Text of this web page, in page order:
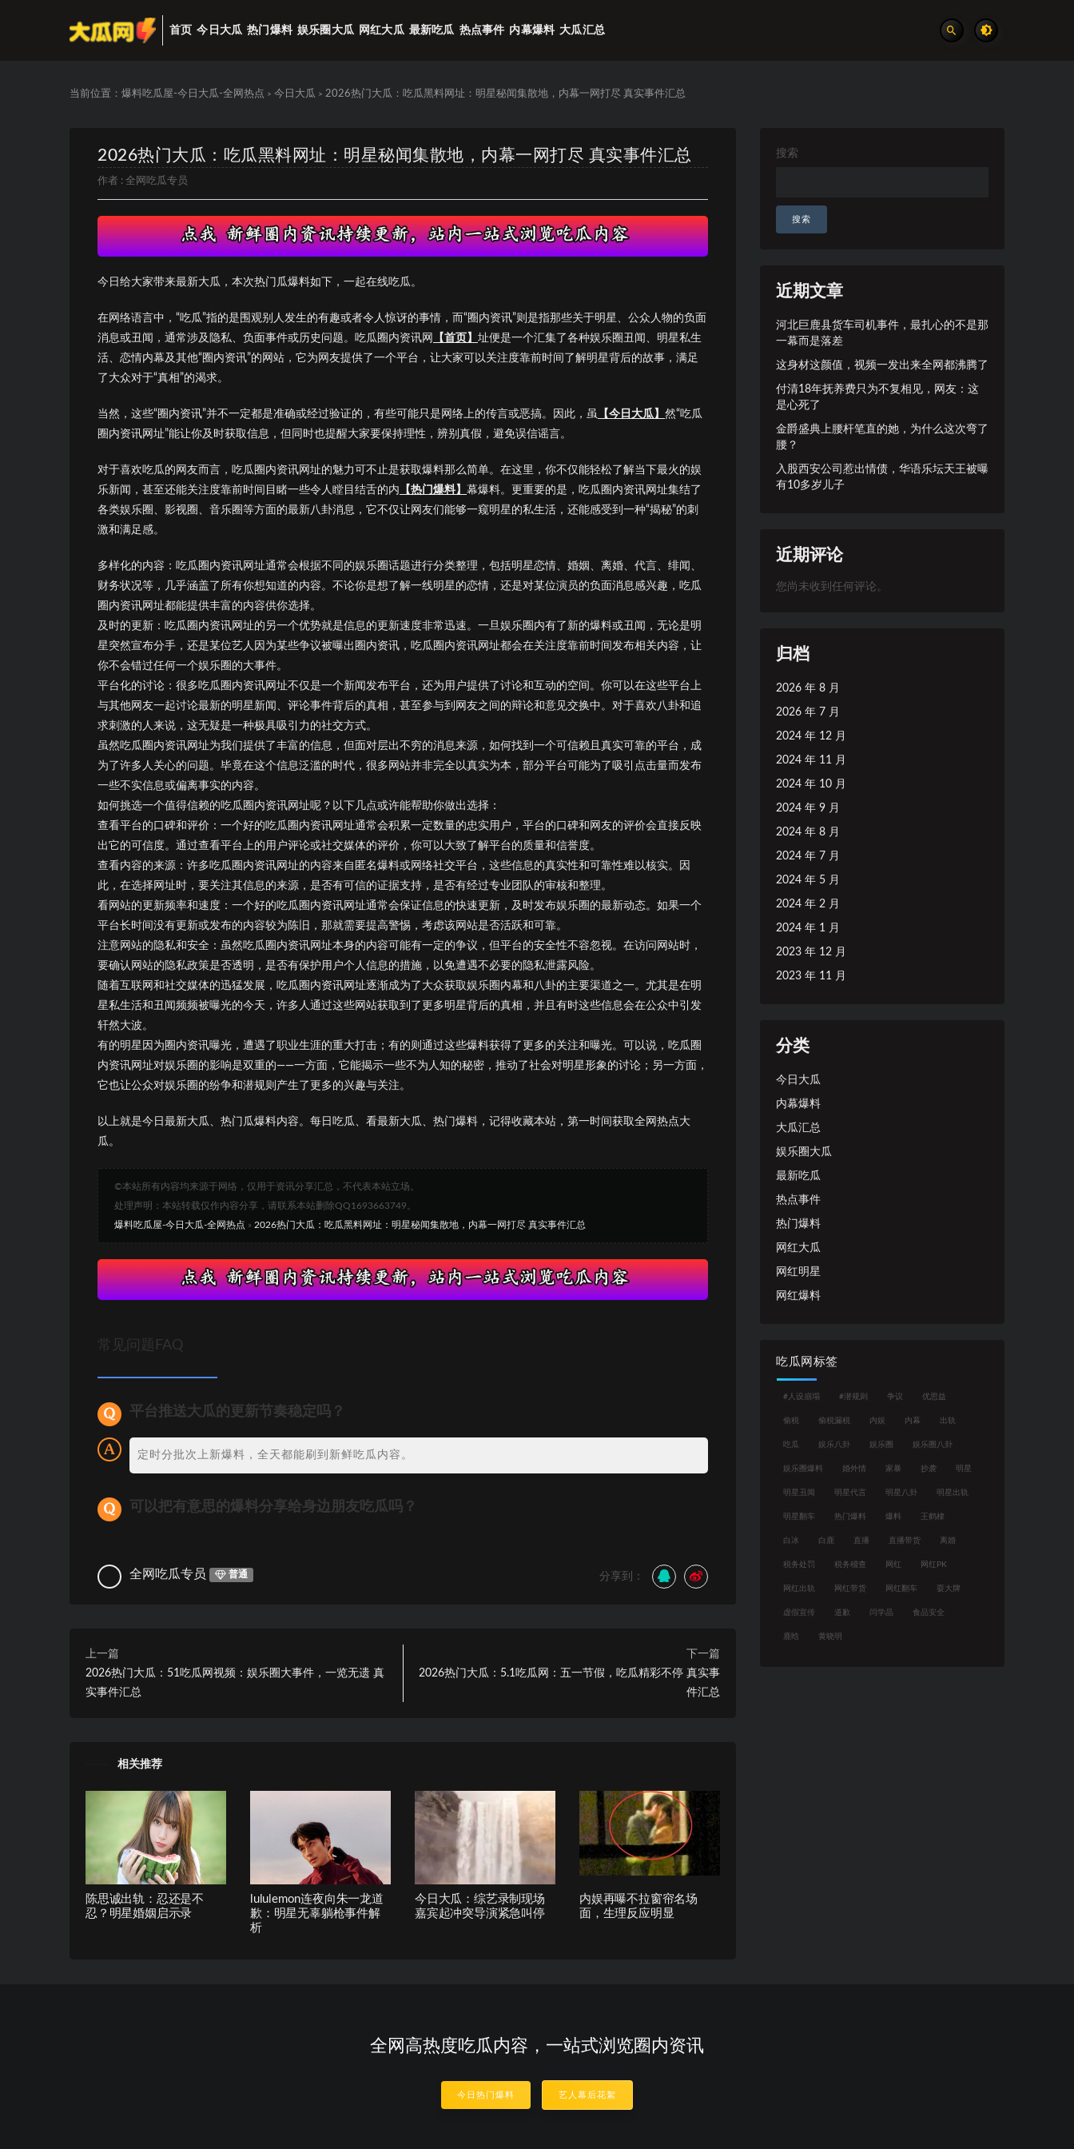
首页 今日大瓜 热门爆料 娱乐圈大瓜 网红大瓜 最新吃瓜 热点事件 内幕爆料 大瓜汇总
当前位置： 爆料吃瓜屋-今日大瓜-全网热点 > 今日大瓜 > 2026热门大瓜：吃瓜黑料网址：明星秘闻集散地，内幕一网打尽 真实事件汇总
2026热门大瓜：吃瓜黑料网址：明星秘闻集散地，内幕一网打尽 真实事件汇总
作者 : 全网吃瓜专员
今日给大家带来最新大瓜，本次热门瓜爆料如下，一起在线吃瓜。
在网络语言中，“吃瓜”指的是围观别人发生的有趣或者令人惊讶的事情，而“圈内资讯”则是指那些关于明星、公众人物的负面
消息或丑闻，通常涉及隐私、负面事件或历史问题。吃瓜圈内资讯网
【首页】 址便是一个汇集了各种娱乐圈丑闻、明星私生
活、恋情内幕及其他“圈内资讯”的网站，它为网友提供了一个平台，让大家可以关注度靠前时间了解明星背后的故事，满足
了大众对于“真相”的渴求。
当然，这些“圈内资讯”并不一定都是准确或经过验证的，有些可能只是网络上的传言或恶搞。因此，虽 【今日大瓜】 然“吃瓜
圈内资讯网址”能让你及时获取信息，但同时也提醒大家要保持理性，辨别真假，避免误信谣言。
对于喜欢吃瓜的网友而言，吃瓜圈内资讯网址的魅力可不止是获取爆料那么简单。在这里，你不仅能轻松了解当下最火的娱
乐新闻，甚至还能关注度靠前时间目睹一些令人瞠目结舌的内 【热门爆料】 幕爆料。更重要的是，吃瓜圈内资讯网址集结了
各类娱乐圈、影视圈、音乐圈等方面的最新八卦消息，它不仅让网友们能够一窥明星的私生活，还能感受到一种“揭秘”的刺
激和满足感。
多样化的内容：吃瓜圈内资讯网址通常会根据不同的娱乐圈话题进行分类整理，包括明星恋情、婚姻、离婚、代言、绯闻、
财务状况等，几乎涵盖了所有你想知道的内容。不论你是想了解一线明星的恋情，还是对某位演员的负面消息感兴趣，吃瓜
圈内资讯网址都能提供丰富的内容供你选择。
及时的更新：吃瓜圈内资讯网址的另一个优势就是信息的更新速度非常迅速。一旦娱乐圈内有了新的爆料或丑闻，无论是明
星突然宣布分手，还是某位艺人因为某些争议被曝出圈内资讯，吃瓜圈内资讯网址都会在关注度靠前时间发布相关内容，让
你不会错过任何一个娱乐圈的大事件。
平台化的讨论：很多吃瓜圈内资讯网址不仅是一个新闻发布平台，还为用户提供了讨论和互动的空间。你可以在这些平台上
与其他网友一起讨论最新的明星新闻、评论事件背后的真相，甚至参与到网友之间的辩论和意见交换中。对于喜欢八卦和追
求刺激的人来说，这无疑是一种极具吸引力的社交方式。
虽然吃瓜圈内资讯网址为我们提供了丰富的信息，但面对层出不穷的消息来源，如何找到一个可信赖且真实可靠的平台，成
为了许多人关心的问题。毕竟在这个信息泛滥的时代，很多网站并非完全以真实为本，部分平台可能为了吸引点击量而发布
一些不实信息或偏离事实的内容。
如何挑选一个值得信赖的吃瓜圈内资讯网址呢？以下几点或许能帮助你做出选择：
查看平台的口碑和评价：一个好的吃瓜圈内资讯网址通常会积累一定数量的忠实用户，平台的口碑和网友的评价会直接反映
出它的可信度。通过查看平台上的用户评论或社交媒体的评价，你可以大致了解平台的质量和信誉度。
查看内容的来源：许多吃瓜圈内资讯网址的内容来自匿名爆料或网络社交平台，这些信息的真实性和可靠性难以核实。因
此，在选择网址时，要关注其信息的来源，是否有可信的证据支持，是否有经过专业团队的审核和整理。
看网站的更新频率和速度：一个好的吃瓜圈内资讯网址通常会保证信息的快速更新，及时发布娱乐圈的最新动态。如果一个
平台长时间没有更新或发布的内容较为陈旧，那就需要提高警惕，考虑该网站是否活跃和可靠。
注意网站的隐私和安全：虽然吃瓜圈内资讯网址本身的内容可能有一定的争议，但平台的安全性不容忽视。在访问网站时，
要确认网站的隐私政策是否透明，是否有保护用户个人信息的措施，以免遭遇不必要的隐私泄露风险。
随着互联网和社交媒体的迅猛发展，吃瓜圈内资讯网址逐渐成为了大众获取娱乐圈内幕和八卦的主要渠道之一。尤其是在明
星私生活和丑闻频频被曝光的今天，许多人通过这些网站获取到了更多明星背后的真相，并且有时这些信息会在公众中引发
轩然大波。
有的明星因为圈内资讯曝光，遭遇了职业生涯的重大打击；有的则通过这些爆料获得了更多的关注和曝光。可以说，吃瓜圈
内资讯网址对娱乐圈的影响是双重的——一方面，它能揭示一些不为人知的秘密，推动了社会对明星形象的讨论；另一方面，
它也让公众对娱乐圈的纷争和潜规则产生了更多的兴趣与关注。
以上就是今日最新大瓜、热门瓜爆料内容。每日吃瓜、看最新大瓜、热门爆料，记得收藏本站，第一时间获取全网热点大
瓜。
©本站所有内容均来源于网络，仅用于资讯分享汇总，不代表本站立场。
处理声明：本站转载仅作内容分享，请联系本站删除QQ1693663749。
爆料吃瓜屋-今日大瓜-全网热点 » 2026热门大瓜：吃瓜黑料网址：明星秘闻集散地，内幕一网打尽 真实事件汇总
常见问题FAQ
平台推送大瓜的更新节奏稳定吗？
定时分批次上新爆料，全天都能刷到新鲜吃瓜内容。
可以把有意思的爆料分享给身边朋友吃瓜吗？
全网吃瓜专员 普通 分享到：
上一篇
2026热门大瓜：51吃瓜网视频：娱乐圈大事件，一览无遗 真
实事件汇总
下一篇
2026热门大瓜：5.1吃瓜网：五一节假，吃瓜精彩不停 真实事
件汇总
相关推荐
陈思诚出轨：忍还是不
忍？明星婚姻启示录
lululemon连夜向朱一龙道
歉：明星无辜躺枪事件解
析
今日大瓜：综艺录制现场
嘉宾起冲突导演紧急叫停
内娱再曝不拉窗帘名场
面，生理反应明显
搜索
搜索
近期文章
河北巨鹿县货车司机事件，最扎心的不是那
一幕而是落差
这身材这颜值，视频一发出来全网都沸腾了
付清18年抚养费只为不复相见，网友：这
是心死了
金爵盛典上腰杆笔直的她，为什么这次弯了
腰？
入股西安公司惹出情债，华语乐坛天王被曝
有10多岁儿子
近期评论
您尚未收到任何评论。
归档
2026 年 8 月
2026 年 7 月
2024 年 12 月
2024 年 11 月
2024 年 10 月
2024 年 9 月
2024 年 8 月
2024 年 7 月
2024 年 5 月
2024 年 2 月
2024 年 1 月
2023 年 12 月
2023 年 11 月
分类
今日大瓜
内幕爆料
大瓜汇总
娱乐圈大瓜
最新吃瓜
热点事件
热门爆料
网红大瓜
网红明星
网红爆料
吃瓜网标签
#人设崩塌 #潜规则 争议 优思益
偷税 偷税漏税 内娱 内幕 出轨
吃瓜 娱乐八卦 娱乐圈 娱乐圈八卦
娱乐圈爆料 婚外情 家暴 抄袭 明星
明星丑闻 明星代言 明星八卦 明星出轨
明星翻车 热门爆料 爆料 王鹤棣
白冰 白鹿 直播 直播带货 离婚
税务处罚 税务稽查 网红 网红PK
网红出轨 网红带货 网红翻车 耍大牌
虚假宣传 道歉 闫学晶 食品安全
鹿晗 黄晓明
全网高热度吃瓜内容，一站式浏览圈内资讯
今日热门爆料 艺人幕后花絮